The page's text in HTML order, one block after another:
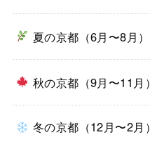
夏の京都（6月〜8月）
秋の京都（9月〜11月）
冬の京都（12月〜2月）